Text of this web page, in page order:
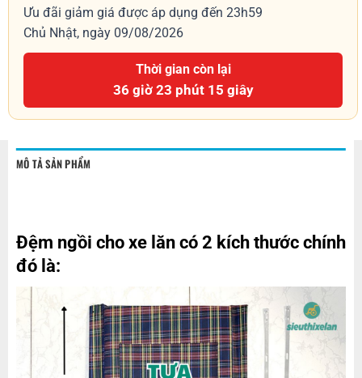
Ưu đãi giảm giá được áp dụng đến 23h59
Chủ Nhật, ngày 09/08/2026
Thời gian còn lại
36 giờ 23 phút 14 giây
MÔ TẢ SẢN PHẨM
Đệm ngồi cho xe lăn có 2 kích thước chính
đó là: